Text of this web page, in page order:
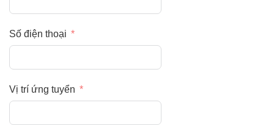
Số điện thoại
Vị trí ứng tuyển